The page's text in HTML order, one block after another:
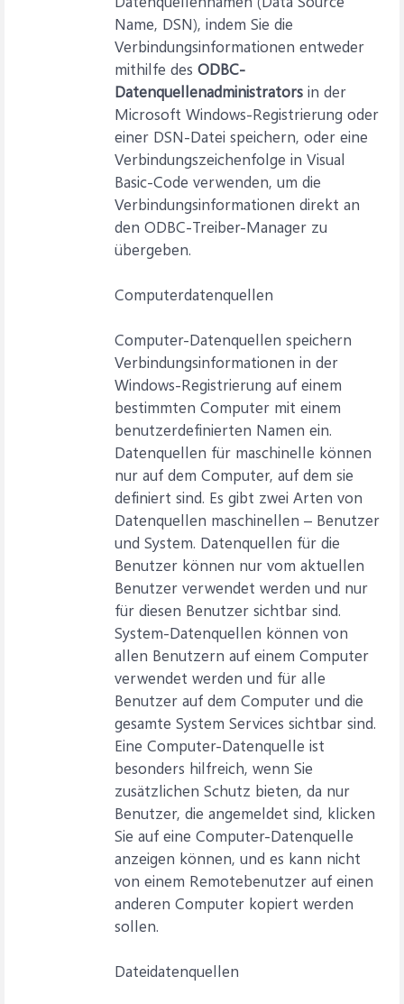
Name, DSN), indem Sie die
Verbindungsinformationen entweder
mithilfe des ODBC-
Datenquellenadministrators in der
Microsoft Windows-Registrierung oder
einer DSN-Datei speichern, oder eine
Verbindungszeichenfolge in Visual
Basic-Code verwenden, um die
Verbindungsinformationen direkt an
den ODBC-Treiber-Manager zu
übergeben.
Computerdatenquellen
Computer-Datenquellen speichern
Verbindungsinformationen in der
Windows-Registrierung auf einem
bestimmten Computer mit einem
benutzerdefinierten Namen ein.
Datenquellen für maschinelle können
nur auf dem Computer, auf dem sie
definiert sind. Es gibt zwei Arten von
Datenquellen maschinellen – Benutzer
und System. Datenquellen für die
Benutzer können nur vom aktuellen
Benutzer verwendet werden und nur
für diesen Benutzer sichtbar sind.
System-Datenquellen können von
allen Benutzern auf einem Computer
verwendet werden und für alle
Benutzer auf dem Computer und die
gesamte System Services sichtbar sind.
Eine Computer-Datenquelle ist
besonders hilfreich, wenn Sie
zusätzlichen Schutz bieten, da nur
Benutzer, die angemeldet sind, klicken
Sie auf eine Computer-Datenquelle
anzeigen können, und es kann nicht
von einem Remotebenutzer auf einen
anderen Computer kopiert werden
sollen.
Dateidatenquellen